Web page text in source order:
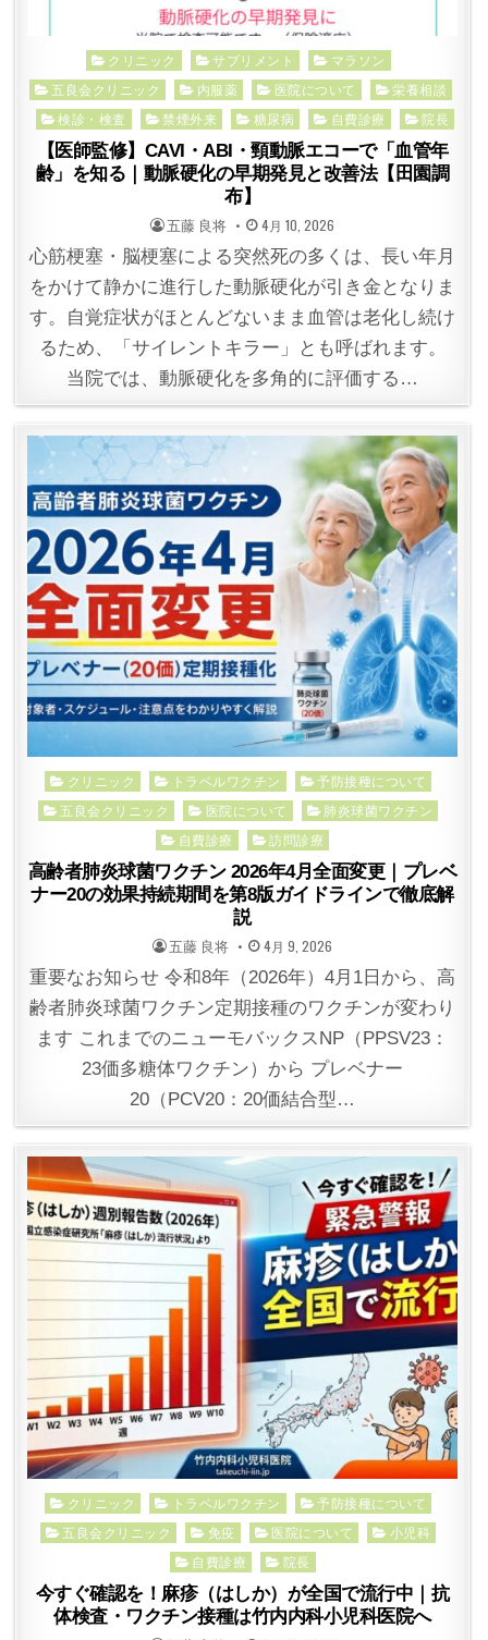
Posted
in
クリニック サプリメント
マラソン
五良会クリニック
内服薬 医院について
栄養相談
検診・検査
禁煙外来 糖尿病 自費診療 院長
【医師監修】CAVI・ABI・頸動脈エコーで「血管年
齢」を知る｜動脈硬化の早期発見と改善法【田園調
布】
POSTED
BY
五藤 良将 POSTED
ON
4月 10, 2026
心筋梗塞・脳梗塞による突然死の多くは、長い年月
をかけて静かに進行した動脈硬化が引き金となりま
す。自覚症状がほとんどないまま血管は老化し続け
るため、「サイレントキラー」とも呼ばれます。
当院では、動脈硬化を多角的に評価する…
Posted
in
クリニック トラベルワクチン
予防接種について
五良会クリニック
医院について
肺炎球菌ワクチン
自費診療
訪問診療
高齢者肺炎球菌ワクチン 2026年4月全面変更｜プレベ
ナー20の効果持続期間を第8版ガイドラインで徹底解
説
POSTED
BY
五藤 良将 POSTED
ON
4月 9, 2026
重要なお知らせ 令和8年（2026年）4月1日から、高
齢者肺炎球菌ワクチン定期接種のワクチンが変わり
ます これまでのニューモバックスNP（PPSV23：
23価多糖体ワクチン）から プレベナー
20（PCV20：20価結合型…
Posted
in
クリニック トラベルワクチン
予防接種について
五良会クリニック
免疫 医院について
小児科
自費診療
院長
今すぐ確認を！麻疹（はしか）が全国で流行中｜抗
体検査・ワクチン接種は竹内内科小児科医院へ